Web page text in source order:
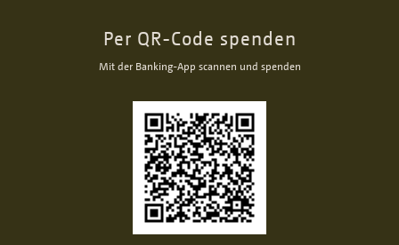
Per QR-Code spenden
Mit der Banking-App scannen und spenden